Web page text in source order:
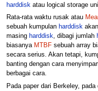
harddiskatau logical storage
Rata-rata waktu rusak atau
sebuah kumpulan harddisk
masing harddisk, dibagi jumlah
biasanya MTBFsebuah array
secara serius. Akan tetapi,
banting dengan cara
berbagai cara.
Pada paper dari Berkeley,